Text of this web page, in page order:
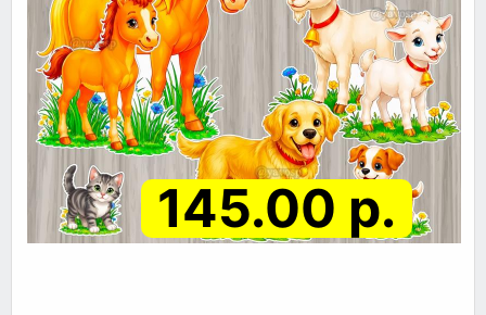
145.00 р.